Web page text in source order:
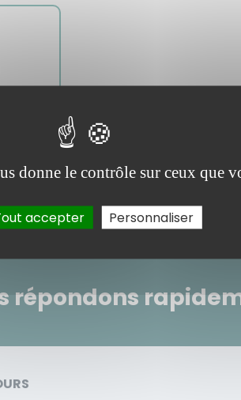
répondons
donne le contrôle sur ceux que
accepter Personnaliser